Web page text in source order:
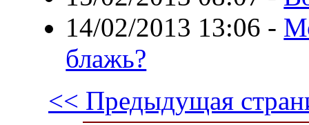
14/02/2013 13:06 -
блажь?
<< Предыдущая